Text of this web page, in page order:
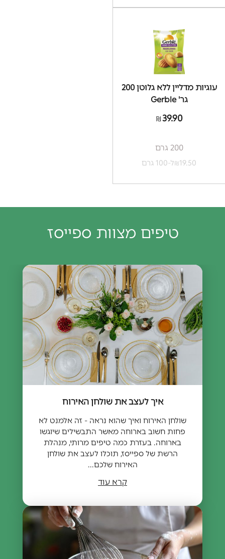
עוגיות מדליין ללא גלוטן 200
גר' Gerble
₪39.90
200 גרם
₪19.50 ל-100 גרם
טיפים מצוות ספייסז
איך לעצב את שולחן האירוח
שולחן האירוח ואיך שהוא נראה - זה אלמנט לא
פחות חשוב בארוחה מאשר התבשילים שיוגשו
בארוחה. בעזרת כמה טיפים מרותי, מנהלת
הרשת של ספייסז, תוכלו לעצב את שולחן
האירוח שלכם...
קרא עוד